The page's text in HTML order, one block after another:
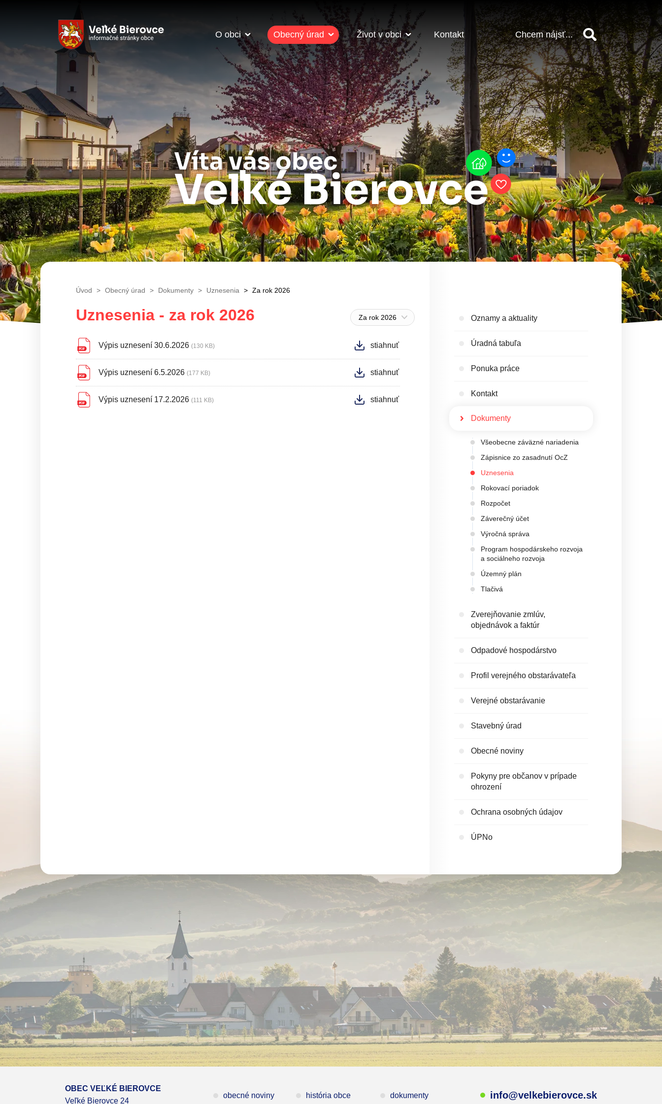
O obci Obecný úrad Život v obci Kontakt Vyhľadať
Víta vás obec
Veľké Bierovce
Úvod Obecný úrad Dokumenty Uznesenia Za rok 2026
Uznesenia - za rok 2026 Za rok 2026
Výpis uznesení 30.6.2026 (130 KB) stiahnuť
Výpis uznesení 6.5.2026 (177 KB) stiahnuť
Výpis uznesení 17.2.2026 (111 KB) stiahnuť
Oznamy a aktuality
Úradná tabuľa
Ponuka práce
Kontakt
Dokumenty
Všeobecne záväzné nariadenia
Zápisnice zo zasadnutí OcZ
Uznesenia
Rokovací poriadok
Rozpočet
Záverečný účet
Výročná správa
Program hospodárskeho rozvoja
a sociálneho rozvoja
Územný plán
Tlačivá
Zverejňovanie zmlúv,
objednávok a faktúr
Odpadové hospodárstvo
Profil verejného obstarávateľa
Verejné obstarávanie
Stavebný úrad
Obecné noviny
Pokyny pre občanov v prípade
ohrození
Ochrana osobných údajov
ÚPNo
OBEC VEĽKÉ BIEROVCE
Veľké Bierovce 24
obecné noviny história obce dokumenty info@velkebierovce.sk